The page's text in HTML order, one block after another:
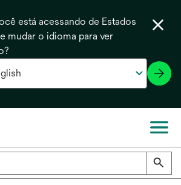
está acessando de Estados
mudar o idioma para ver